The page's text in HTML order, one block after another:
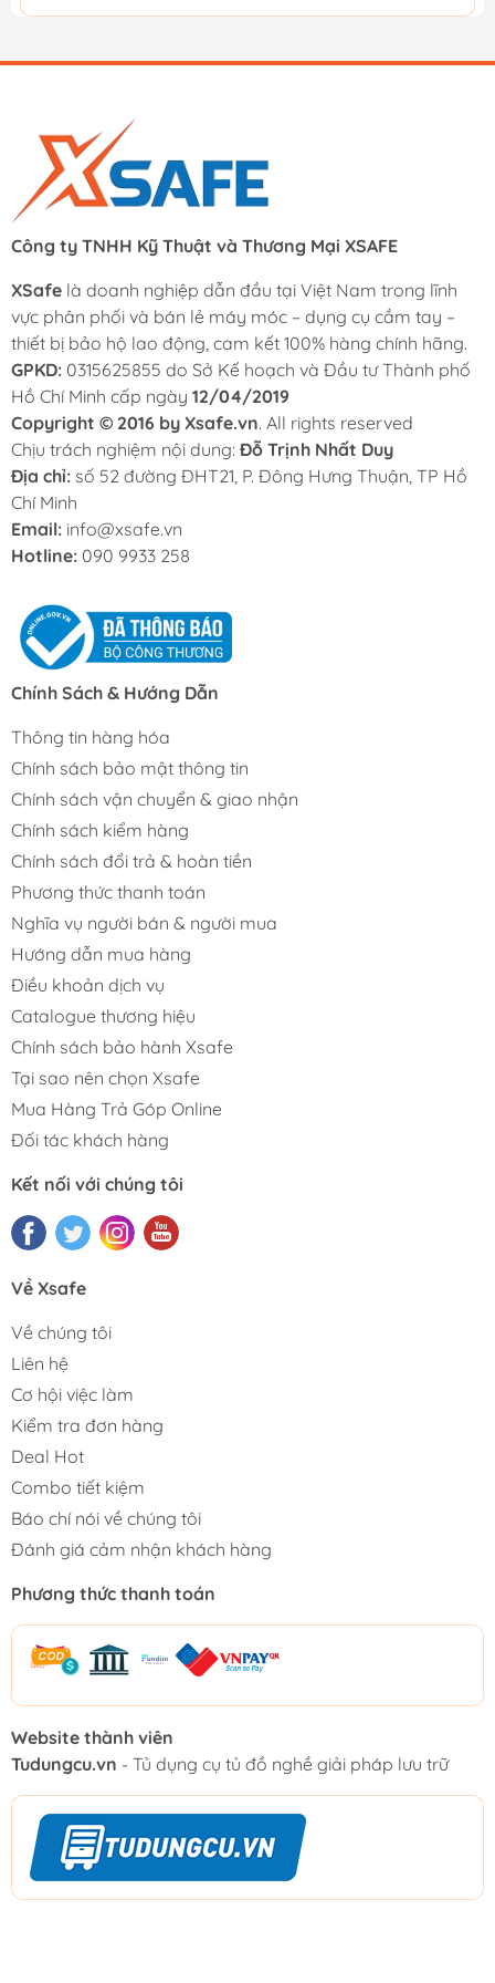
Công ty TNHH Kỹ Thuật và Thương Mại XSAFE
XSafe là doanh nghiệp dẫn đầu tại Việt Nam trong lĩnh
vực phân phối và bán lẻ máy móc – dụng cụ cầm tay –
thiết bị bảo hộ lao động, cam kết 100% hàng chính hãng.
GPKD: 0315625855 do Sở Kế hoạch và Đầu tư Thành phố
Hồ Chí Minh cấp ngày 12/04/2019
Copyright © 2016 by Xsafe.vn. All rights reserved
Chịu trách nghiệm nội dung: Đỗ Trịnh Nhất Duy
Địa chỉ: số 52 đường ĐHT21, P. Đông Hưng Thuận, TP Hồ
Chí Minh
Email: info@xsafe.vn
Hotline: 090 9933 258
Chính Sách & Hướng Dẫn
Thông tin hàng hóa
Chính sách bảo mật thông tin
Chính sách vận chuyển & giao nhận
Chính sách kiểm hàng
Chính sách đổi trả & hoàn tiền
Phương thức thanh toán
Nghĩa vụ người bán & người mua
Hướng dẫn mua hàng
Điều khoản dịch vụ
Catalogue thương hiệu
Chính sách bảo hành Xsafe
Tại sao nên chọn Xsafe
Mua Hàng Trả Góp Online
Đối tác khách hàng
Kết nối với chúng tôi
Về Xsafe
Về chúng tôi
Liên hệ
Cơ hội việc làm
Kiểm tra đơn hàng
Deal Hot
Combo tiết kiệm
Báo chí nói về chúng tôi
Đánh giá cảm nhận khách hàng
Phương thức thanh toán
Website thành viên
Tudungcu.vn - Tủ dụng cụ tủ đồ nghề giải pháp lưu trữ